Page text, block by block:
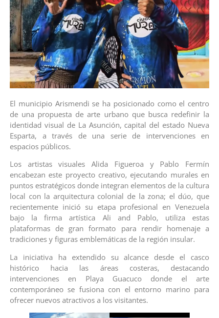
El municipio Arismendi se ha posicionado como el centro
de una propuesta de arte urbano que busca redefinir la
identidad visual de La Asunción, capital del estado Nueva
Esparta, a través de una serie de intervenciones en
espacios públicos.
Los artistas visuales Alida Figueroa y Pablo Fermín
encabezan este proyecto creativo, ejecutando murales en
puntos estratégicos donde integran elementos de la cultura
local con la arquitectura colonial de la zona; el dúo, que
recientemente inició su etapa profesional en Venezuela
bajo la firma artística Ali and Pablo, utiliza estas
plataformas de gran formato para rendir homenaje a
tradiciones y figuras emblemáticas de la región insular.
La iniciativa ha extendido su alcance desde el casco
histórico hacia las áreas costeras, destacando
intervenciones en Playa Guacuco donde el arte
contemporáneo se fusiona con el entorno marino para
ofrecer nuevos atractivos a los visitantes.